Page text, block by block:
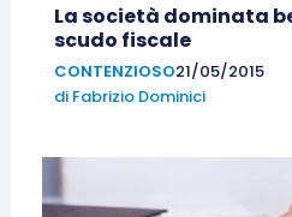
La società dominata
scudo fiscale
CONTENZIOSO21/05/2015
di Fabrizio Dominici